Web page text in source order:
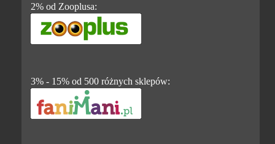
2% od Zooplusa:
3% - 15% od 500 różnych sklepów: